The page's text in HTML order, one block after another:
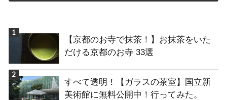
【京都のお寺で抹茶！】お抹茶をいた
だける京都のお寺 33選
すべて透明！【ガラスの茶室】国立新
美術館に無料公開中！行ってみた。